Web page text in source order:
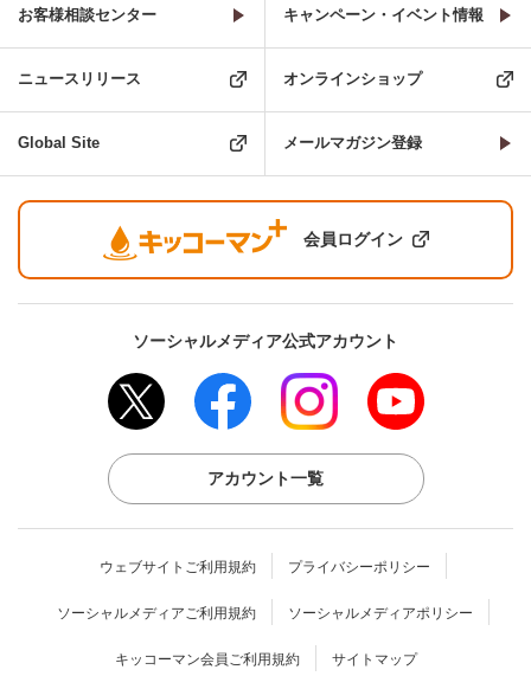
お客様相談センター キャンペーン・イベント情報
ニュースリリース オンラインショップ
Global Site メールマガジン登録
会員ログイン
ソーシャルメディア公式アカウント
アカウント一覧
ウェブサイトご利用規約 プライバシーポリシー
ソーシャルメディアご利用規約 ソーシャルメディアポリシー
キッコーマン会員ご利用規約 サイトマップ